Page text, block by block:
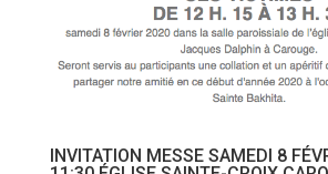
INVITATION MESSE SAMEDI 8